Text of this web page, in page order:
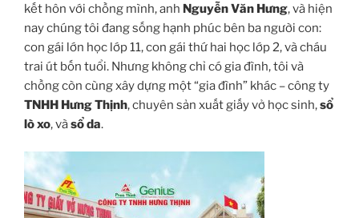
kết hôn với chồng mình, anh Nguyễn Văn Hưng, và hiện
nay chúng tôi đang sống hạnh phúc bên ba người con:
con gái lớn học lớp 11, con gái thứ hai học lớp 2, và cháu
trai út bốn tuổi. Nhưng không chỉ có gia đình, tôi và
chồng còn cùng xây dựng một “gia đình” khác – công ty
TNHH Hưng Thịnh, chuyên sản xuất giấy vở học sinh,sổ
lò xo, vàsổ da.